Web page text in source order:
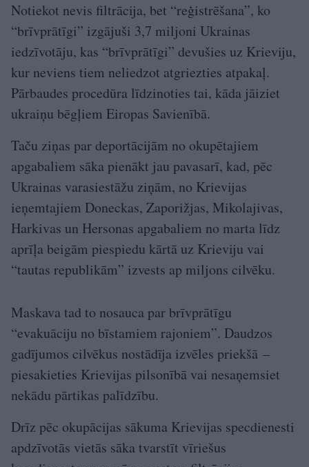
Notiekot nevis filtrācija, bet “reģistrēšana”, ko
“brīvprātīgi” izgājuši 3,7 miljoni Ukrainas
iedzīvotāju, kas “brīvprātīgi” devušies uz Krieviju,
kur neviens tiem neliedzot atgriezties atpakaļ.
Pārbaudes procedūra līdzinoties tai, kāda jāiziet
ukraiņu bēgļiem Eiropas Savienībā.
Taču ziņas par deportācijām no okupētajiem
apgabaliem sāka pienākt jau pavasarī, kad, pēc
Ukrainas varasiestāžu ziņām, no Krievijas
ieņemtajiem Doneckas, Zaporižjas, Mikolajivas,
Harkivas un Hersonas apgabaliem no marta līdz
aprīļa beigām piespiedu kārtā uz Krieviju vai
“tautas republikām” izvests ap miljons cilvēku.
Maskava tad to nosauca par brīvprātīgu
“evakuāciju no bīstamiem rajoniem”. Daudzos
gadījumos cilvēkus nostādīja izvēles priekšā –
piesakieties Krievijas pilsonībā vai nesaņemsiet
nekādu pārtikas palīdzību.
Drīz pēc okupācijas sākuma Krievijas specdienesti
apdzīvotās vietās sāka tvarstīt vīriešus